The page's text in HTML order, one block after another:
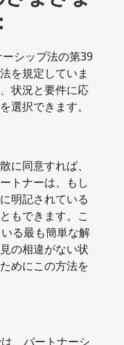
シップ法の第39
を規定していま
状況と要件に応
選択できます。
に同意すれば、
トナーは、もし
明記されている
もできます。こ
る最も簡単な解
の相違がない状
めにこの方法を
、パートナーシ